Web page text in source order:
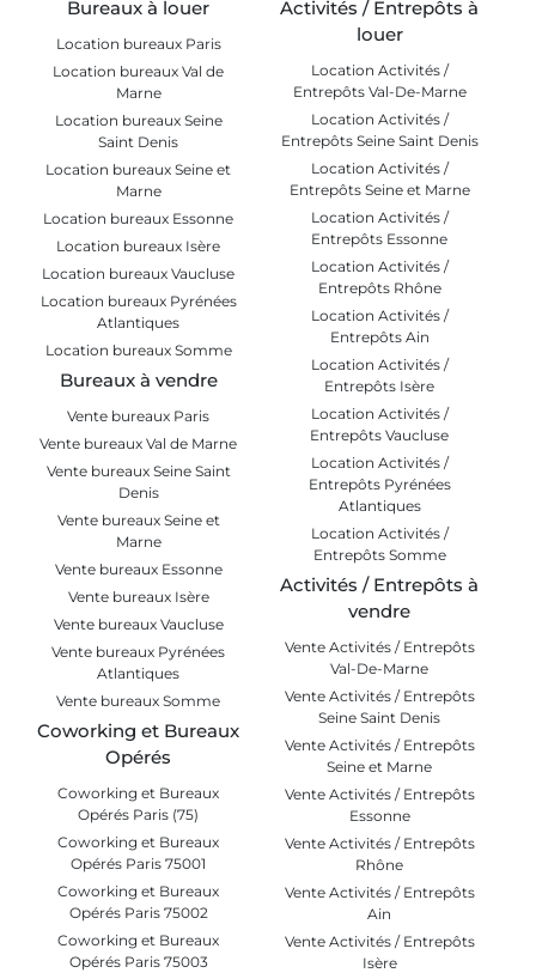
Bureaux à louer
Location bureaux Paris
Location bureaux Val de
Marne
Location bureaux Seine
Saint Denis
Location bureaux Seine et
Marne
Location bureaux Essonne
Location bureaux Isère
Location bureaux Vaucluse
Location bureaux Pyrénées
Atlantiques
Location bureaux Somme
Bureaux à vendre
Vente bureaux Paris
Vente bureaux Val de Marne
Vente bureaux Seine Saint
Denis
Vente bureaux Seine et
Marne
Vente bureaux Essonne
Vente bureaux Isère
Vente bureaux Vaucluse
Vente bureaux Pyrénées
Atlantiques
Vente bureaux Somme
Coworking et Bureaux
Opérés
Coworking et Bureaux
Opérés Paris (75)
Coworking et Bureaux
Opérés Paris 75001
Coworking et Bureaux
Opérés Paris 75002
Coworking et Bureaux
Opérés Paris 75003
Activités / Entrepôts à
louer
Location Activités /
Entrepôts Val-De-Marne
Location Activités /
Entrepôts Seine Saint Denis
Location Activités /
Entrepôts Seine et Marne
Location Activités /
Entrepôts Essonne
Location Activités /
Entrepôts Rhône
Location Activités /
Entrepôts Ain
Location Activités /
Entrepôts Isère
Location Activités /
Entrepôts Vaucluse
Location Activités /
Entrepôts Pyrénées
Atlantiques
Location Activités /
Entrepôts Somme
Activités / Entrepôts à
vendre
Vente Activités / Entrepôts
Val-De-Marne
Vente Activités / Entrepôts
Seine Saint Denis
Vente Activités / Entrepôts
Seine et Marne
Vente Activités / Entrepôts
Essonne
Vente Activités / Entrepôts
Rhône
Vente Activités / Entrepôts
Ain
Vente Activités / Entrepôts
Isère